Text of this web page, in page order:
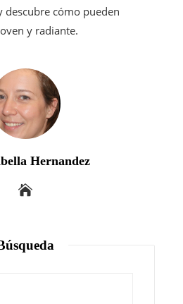
cómo pueden
y radiante.
Hernandez